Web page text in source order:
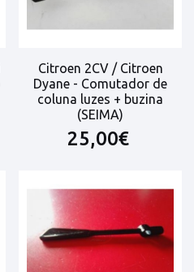
Citroen 2CV / Citroen
Dyane - Comutador de
coluna luzes + buzina
(SEIMA)
25,00€